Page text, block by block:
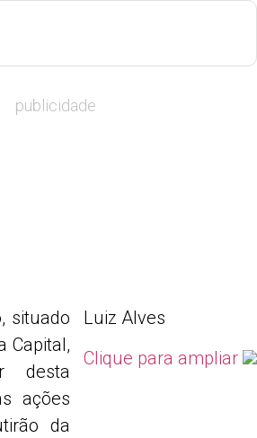
publicidade
Luiz Alves
Clique para ampliar
situado
Capital,
desta
ações
da